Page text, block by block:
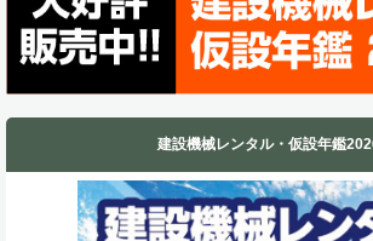
建設機械レンタル・仮設年鑑